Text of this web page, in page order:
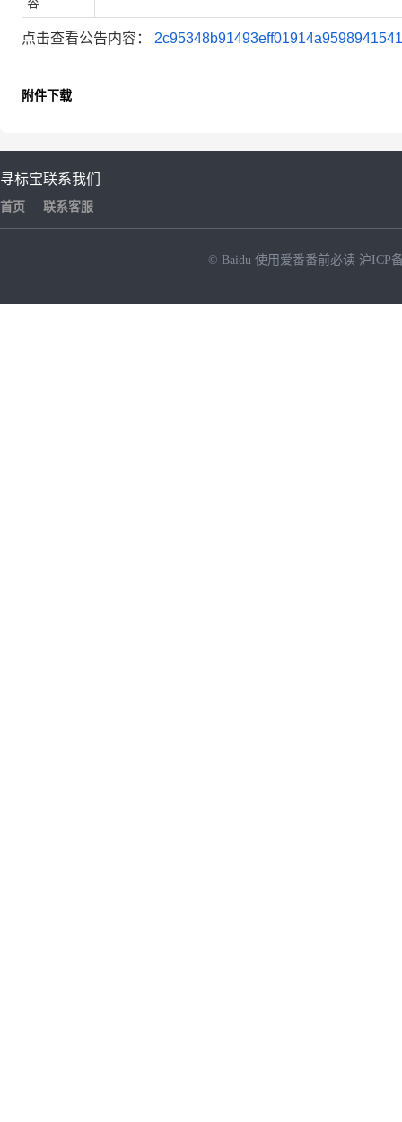
点击查看公告内容：
附件下载
寻标宝
首页
联系我们
联系客服
© Baidu 使用爱番番前必读 沪ICP